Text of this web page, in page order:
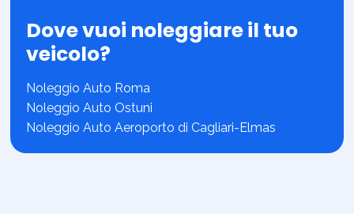
Dove vuoi noleggiare il tuo
veicolo?
Noleggio Auto Roma
Noleggio Auto Ostuni
Noleggio Auto Aeroporto di Cagliari-Elmas